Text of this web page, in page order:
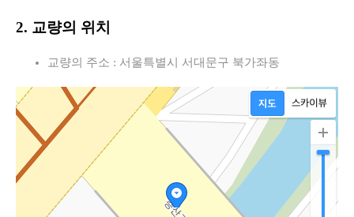
2. 교량의 위치
교량의 주소 : 서울특별시 서대문구 북가좌동